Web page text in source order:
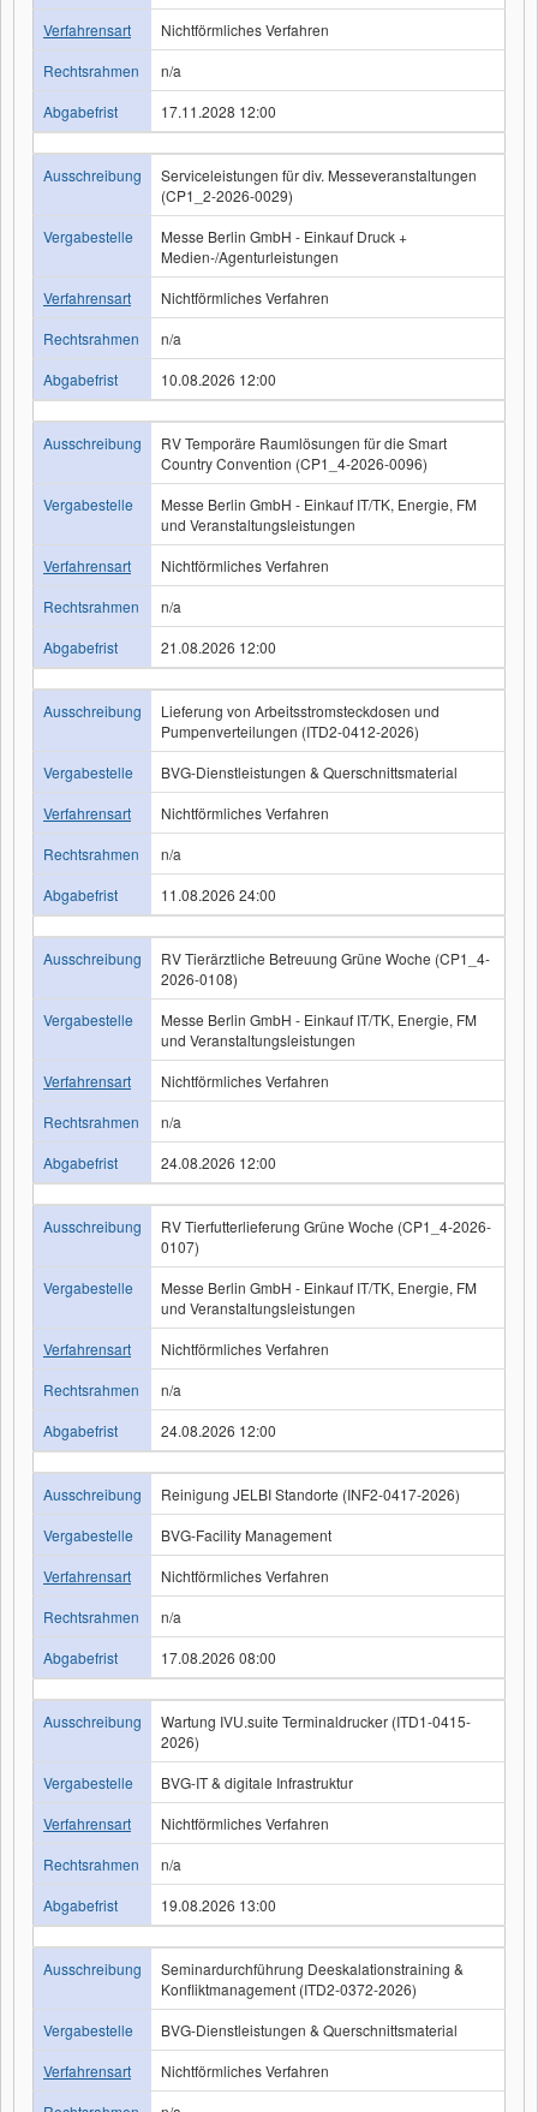
Verfahrensart
Nichtförmliches Verfahren
Rechtsrahmen
n/a
Abgabefrist
17.11.2028 12:00
Ausschreibung
Serviceleistungen für div. Messeveranstaltungen
(CP1_2-2026-0029)
Vergabestelle
Messe Berlin GmbH - Einkauf Druck +
Medien-/Agenturleistungen
Verfahrensart
Nichtförmliches Verfahren
Rechtsrahmen
n/a
Abgabefrist
10.08.2026 12:00
Ausschreibung
RV Temporäre Raumlösungen für die Smart
Country Convention (CP1_4-2026-0096)
Vergabestelle
Messe Berlin GmbH - Einkauf IT/TK, Energie, FM
und Veranstaltungsleistungen
Verfahrensart
Nichtförmliches Verfahren
Rechtsrahmen
n/a
Abgabefrist
21.08.2026 12:00
Ausschreibung
Lieferung von Arbeitsstromsteckdosen und
Pumpenverteilungen (ITD2-0412-2026)
Vergabestelle
BVG-Dienstleistungen & Querschnittsmaterial
Verfahrensart
Nichtförmliches Verfahren
Rechtsrahmen
n/a
Abgabefrist
11.08.2026 24:00
Ausschreibung
RV Tierärztliche Betreuung Grüne Woche (CP1_4-
2026-0108)
Vergabestelle
Messe Berlin GmbH - Einkauf IT/TK, Energie, FM
und Veranstaltungsleistungen
Verfahrensart
Nichtförmliches Verfahren
Rechtsrahmen
n/a
Abgabefrist
24.08.2026 12:00
Ausschreibung
RV Tierfutterlieferung Grüne Woche (CP1_4-2026-
0107)
Vergabestelle
Messe Berlin GmbH - Einkauf IT/TK, Energie, FM
und Veranstaltungsleistungen
Verfahrensart
Nichtförmliches Verfahren
Rechtsrahmen
n/a
Abgabefrist
24.08.2026 12:00
Ausschreibung
Reinigung JELBI Standorte (INF2-0417-2026)
Vergabestelle
BVG-Facility Management
Verfahrensart
Nichtförmliches Verfahren
Rechtsrahmen
n/a
Abgabefrist
17.08.2026 08:00
Ausschreibung
Wartung IVU.suite Terminaldrucker (ITD1-0415-
2026)
Vergabestelle
BVG-IT & digitale Infrastruktur
Verfahrensart
Nichtförmliches Verfahren
Rechtsrahmen
n/a
Abgabefrist
19.08.2026 13:00
Ausschreibung
Seminardurchführung Deeskalationstraining &
Konfliktmanagement (ITD2-0372-2026)
Vergabestelle
BVG-Dienstleistungen & Querschnittsmaterial
Verfahrensart
Nichtförmliches Verfahren